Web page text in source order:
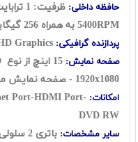
حافظه داخلی:
5400RPM به همراه 256 گیگابایت حافظه از نوع SSD
پردازنده گرافیکی:
صفحه نمایش:
1920x1080 - صفحه نمایش مات
امکانات:
DVD RW
سایر مشخصات: